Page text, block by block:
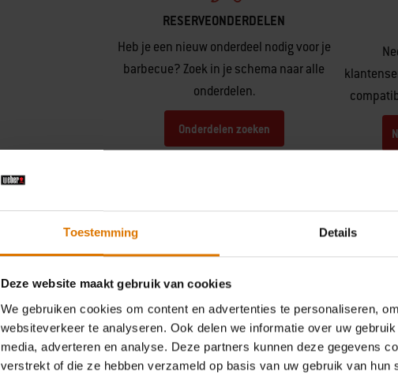
Toestemming Details
Deze website maakt gebruik van cookies
We gebruiken cookies om content en advertenties te personaliseren,
websiteverkeer te analyseren. Ook delen we informatie over uw
media, adverteren en analyse. Deze partners kunnen deze gegevens
verstrekt of die ze hebben verzameld op basis van uw gebruik van hun
RESERVEONDERDELEN
Heb je een nieuw onderdeel nodig voor je
barbecue? Zoek in je schema naar alle
onderdelen.
Onderdelen zoeken
Hear From